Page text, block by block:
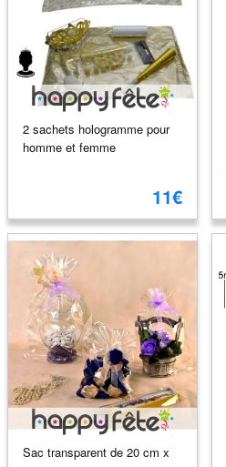
2 sachets hologramme pour
homme et femme
11€
Sac transparent de 20 cm x